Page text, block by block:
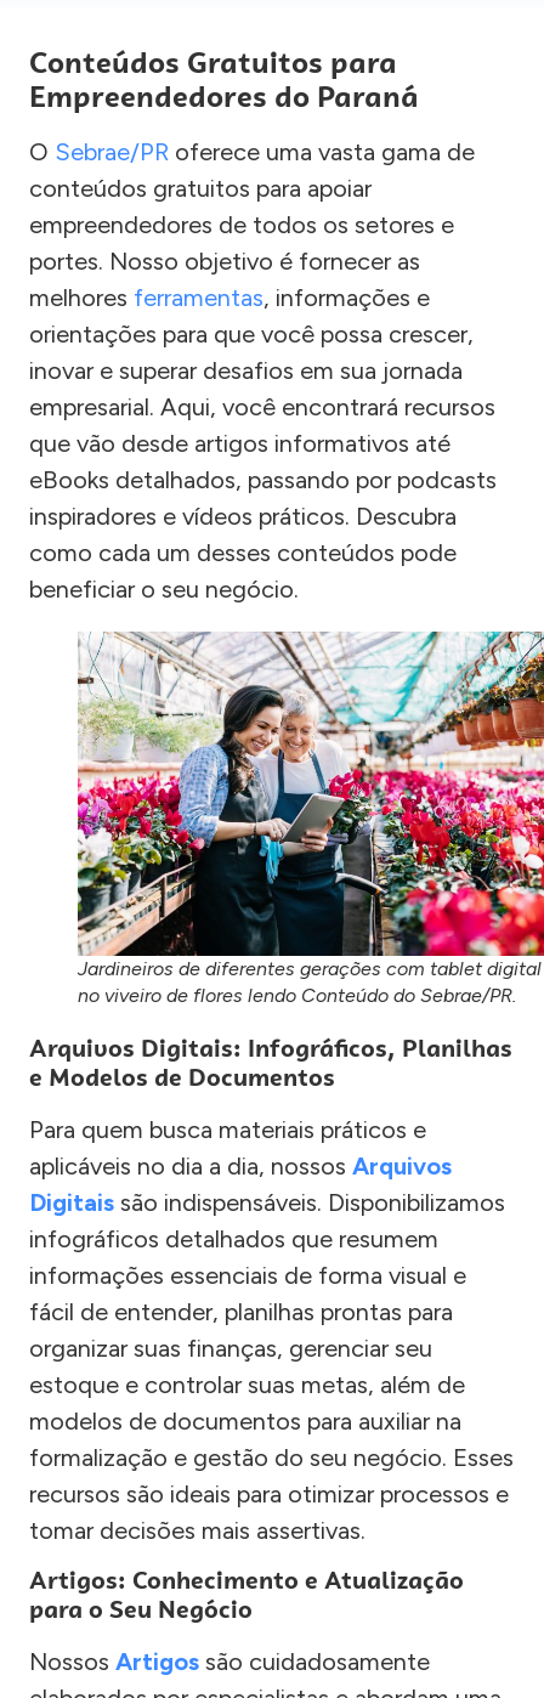
Conteúdos Gratuitos para
Empreendedores do Paraná
O Sebrae/PR oferece uma vasta gama de
conteúdos gratuitos para apoiar
empreendedores de todos os setores e
portes. Nosso objetivo é fornecer as
melhores ferramentas, informações e
orientações para que você possa crescer,
inovar e superar desafios em sua jornada
empresarial. Aqui, você encontrará recursos
que vão desde artigos informativos até
eBooks detalhados, passando por podcasts
inspiradores e vídeos práticos. Descubra
como cada um desses conteúdos pode
beneficiar o seu negócio.
Jardineiros de diferentes gerações com tablet digital
no viveiro de flores lendo Conteúdo do Sebrae/PR.
Arquivos Digitais: Infográficos, Planilhas
e Modelos de Documentos
Para quem busca materiais práticos e
aplicáveis no dia a dia, nossos Arquivos
Digitais são indispensáveis. Disponibilizamos
infográficos detalhados que resumem
informações essenciais de forma visual e
fácil de entender, planilhas prontas para
organizar suas finanças, gerenciar seu
estoque e controlar suas metas, além de
modelos de documentos para auxiliar na
formalização e gestão do seu negócio. Esses
recursos são ideais para otimizar processos e
tomar decisões mais assertivas.
Artigos: Conhecimento e Atualização
para o Seu Negócio
Nossos Artigos são cuidadosamente